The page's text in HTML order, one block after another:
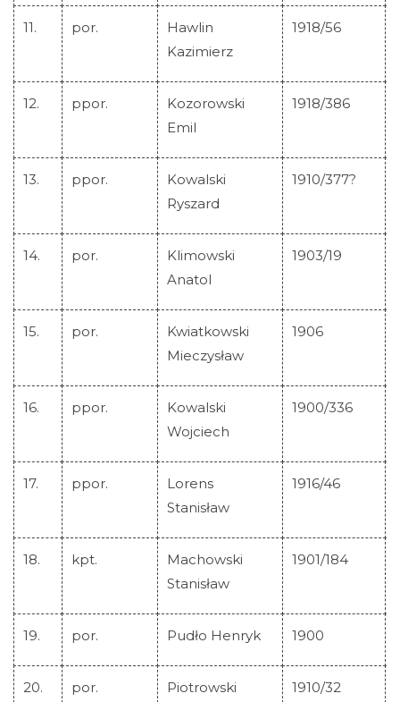
Historia Krzyża
Lista Krzyży M.C.
Aktualności
11. por.
Hawlin
Kazimierz
1918/56
12. ppor.
Kozorowski
Emil
1918/386
13. ppor.
Kowalski
Ryszard
1910/377?
14. por.
Klimowski
Anatol
1903/19
15. por.
Kwiatkowski
Mieczysław
1906
16. ppor.
Kowalski
Wojciech
1900/336
17. ppor.
Lorens
Stanisław
1916/46
18. kpt.
Machowski
Stanisław
1901/184
19. por. Pudło Henryk 1900
20. por.
Piotrowski
1910/32